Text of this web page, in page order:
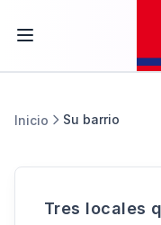
Inicio Su barrio
Tres locales